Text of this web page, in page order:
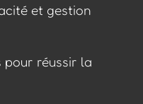
et gestion
pour réussir la